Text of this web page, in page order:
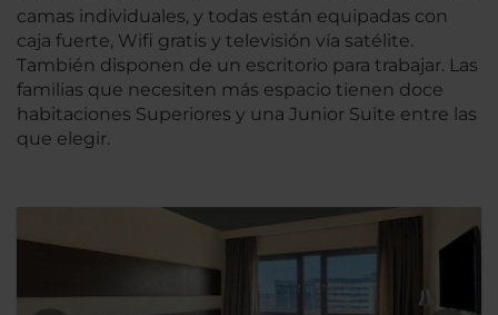
camas individuales, y todas están equipadas con
caja fuerte, Wifi gratis y televisión vía satélite.
También disponen de un escritorio para trabajar. Las
familias que necesiten más espacio tienen doce
habitaciones Superiores y una Junior Suite entre las
que elegir.